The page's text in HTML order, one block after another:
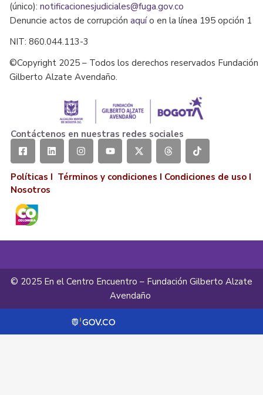
(único): notificacionesjudiciales@fuga.gov.co
Denuncie actos de corrupción aquío en la línea 195 opción 1
NIT: 860.044.113-3
©Copyright 2025 – Todos los derechos reservados Fundación
Gilberto Alzate Avendaño.
Contáctenos en nuestras redes sociales
Políticas I Términos y condiciones I Condiciones de uso I
Nosotros
© 2025 En el Centro Encuentro – Fundación Gilberto Alzate
Avendaño